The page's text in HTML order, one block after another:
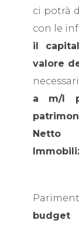
ci potrà
con le
il
valore
a m/l